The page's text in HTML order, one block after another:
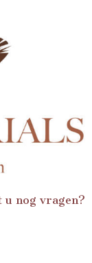
u nog vragen?